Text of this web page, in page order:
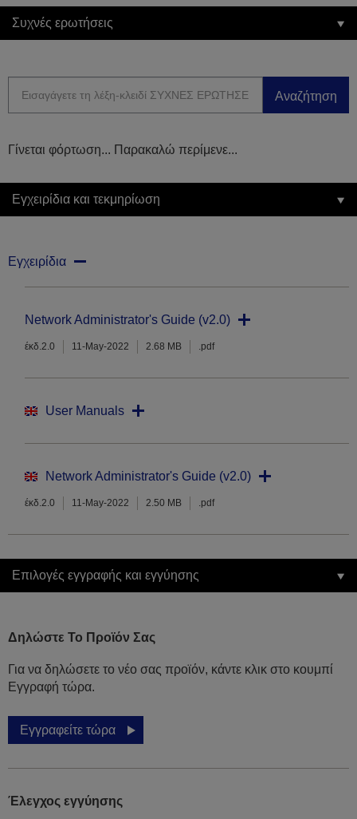
Συχνές ερωτήσεις
Αναζήτηση
Γίνεται φόρτωση... Παρακαλώ περίμενε...
Εγχειρίδια και τεκμηρίωση
Εγχειρίδια
Network Administrator's Guide (v2.0)
έκδ.2.0 11-May-2022 2.68 MB .pdf
User Manuals
Network Administrator's Guide (v2.0)
έκδ.2.0 11-May-2022 2.50 MB .pdf
Επιλογές εγγραφής και εγγύησης
Δηλώστε Το Προϊόν Σας
Για να δηλώσετε το νέο σας προϊόν, κάντε κλικ στο κουμπί
Εγγραφή τώρα.
Εγγραφείτε τώρα
Έλεγχος εγγύησης